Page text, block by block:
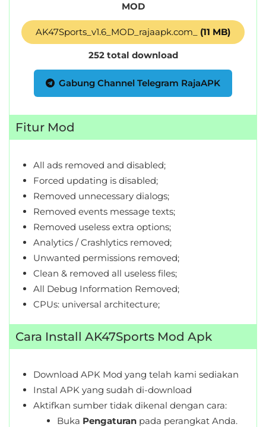
MOD
AK47Sports_v1.6_MOD_rajaapk.com_ (11 MB)
252 total download
Gabung Channel Telegram RajaAPK
Fitur Mod
All ads removed and disabled;
Forced updating is disabled;
Removed unnecessary dialogs;
Removed events message texts;
Removed useless extra options;
Analytics / Crashlytics removed;
Unwanted permissions removed;
Clean & removed all useless files;
All Debug Information Removed;
CPUs: universal architecture;
Cara Install AK47Sports Mod Apk
Download APK Mod yang telah kami sediakan
Instal APK yang sudah di-download
Aktifkan sumber tidak dikenal dengan cara:
Buka Pengaturan pada perangkat Anda.